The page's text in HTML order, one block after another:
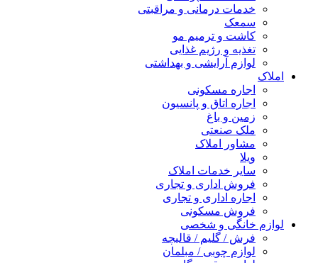
خدمات درمانی و مراقبتی
سمعک
کاشت و ترمیم مو
تغذیه و رژیم غذایی
لوازم آرایشی و بهداشتی
املاک
اجاره مسکونی
اجاره اتاق و پانسیون
زمین و باغ
ملک صنعتی
مشاور املاک
ویلا
سایر خدمات املاک
فروش اداری و تجاری
اجاره اداری و تجاری
فروش مسکونی
لوازم خانگی و شخصی
فرش / گلیم / قالیچه
لوازم چوبی / مبلمان